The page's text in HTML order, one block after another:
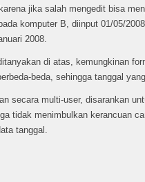
jika salah mengedit bisa
komputer B, diinput 01/05/
2008.
di atas, kemungkinan
beda, sehingga tanggal
secara multi-user, disarankan
tidak menimbulkan kerancuan
tanggal.